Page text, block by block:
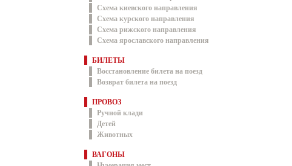
Схема киевского направления
Схема курского направления
Схема рижского направления
Схема ярославского направления
БИЛЕТЫ
Восстановление билета на поезд
Возврат билета на поезд
ПРОВОЗ
Ручной клади
Детей
Животных
ВАГОНЫ